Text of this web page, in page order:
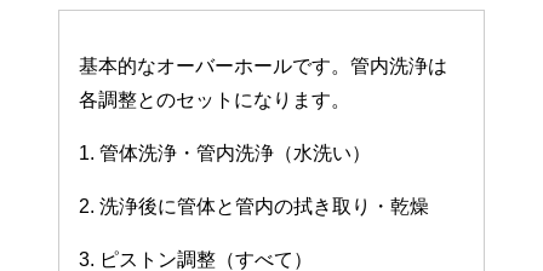
基本的なオーバーホールです。管内洗浄は
各調整とのセットになります。
1. 管体洗浄・管内洗浄（水洗い）
2. 洗浄後に管体と管内の拭き取り・乾燥
3. ピストン調整（すべて）